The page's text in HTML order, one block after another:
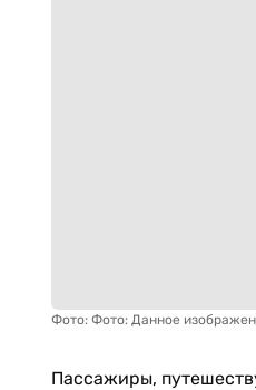
Фото: Фото: Данное
Пассажиры,